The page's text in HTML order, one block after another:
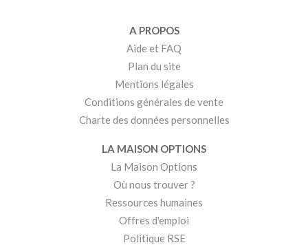
A PROPOS
Aide et FAQ
Plan du site
Mentions légales
Conditions générales de vente
Charte des données personnelles
LA MAISON OPTIONS
La Maison Options
Où nous trouver ?
Ressources humaines
Offres d'emploi
Politique RSE